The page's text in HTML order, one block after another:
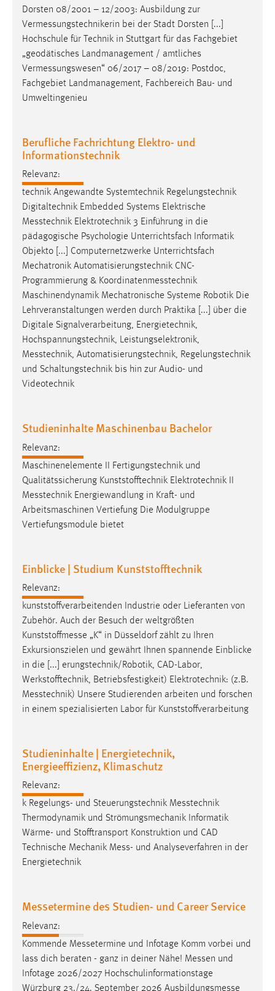
Dorsten 08/2001 – 12/2003: Ausbildung zur
Vermessungstechnikerin bei der Stadt Dorsten [...]
Hochschule für Technik in Stuttgart für das Fachgebiet
„geodätisches Landmanagement / amtliches
Vermessungswesen“ 06/2017 – 08/2019: Postdoc,
Fachgebiet Landmanagement, Fachbereich Bau- und
Umweltingenieu
Berufliche Fachrichtung Elektro- und
Informationstechnik
Relevanz:
technik Angewandte Systemtechnik Regelungstechnik
Digitaltechnik Embedded Systems Elektrische
Messtechnik Elektrotechnik 3 Einführung in die
pädagogische Psychologie Unterrichtsfach Informatik
Objekto [...] Computernetzwerke Unterrichtsfach
Mechatronik Automatisierungstechnik CNC-
Programmierung & Koordinatenmesstechnik
Maschinendynamik Mechatronische Systeme Robotik Die
Lehrveranstaltungen werden durch Praktika [...] über die
Digitale Signalverarbeitung, Energietechnik,
Hochspannungstechnik, Leistungselektronik,
Messtechnik, Automatisierungstechnik, Regelungstechnik
und Schaltungstechnik bis hin zur Audio- und
Videotechnik
Studieninhalte Maschinenbau Bachelor
Relevanz:
Maschinenelemente II Fertigungstechnik und
Qualitätssicherung Kunststofftechnik Elektrotechnik II
Messtechnik Energiewandlung in Kraft- und
Arbeitsmaschinen Vertiefung Die Modulgruppe
Vertiefungsmodule bietet
Einblicke | Studium Kunststofftechnik
Relevanz:
kunststoffverarbeitenden Industrie oder Lieferanten von
Zubehör. Auch der Besuch der weltgrößten
Kunststoffmesse „K“ in Düsseldorf zählt zu Ihren
Exkursionszielen und gewährt Ihnen spannende Einblicke
in die [...] erungstechnik/Robotik, CAD-Labor,
Werkstofftechnik, Betriebsfestigkeit) Elektrotechnik: (z.B.
Messtechnik) Unsere Studierenden arbeiten und forschen
in einem spezialisierten Labor für Kunststoffverarbeitung
Studieninhalte | Energietechnik,
Energieeffizienz, Klimaschutz
Relevanz:
k Regelungs- und Steuerungstechnik Messtechnik
Thermodynamik und Strömungsmechanik Informatik
Wärme- und Stofftransport Konstruktion und CAD
Technische Mechanik Mess- und Analyseverfahren in der
Energietechnik
Messetermine des Studien- und Career Service
Relevanz:
Kommende Messetermine und Infotage Komm vorbei und
lass dich beraten - ganz in deiner Nähe! Messen und
Infotage 2026/2027 Hochschulinformationstage
Würzburg 23./24. September 2026 Ausbildungsmesse
Für performante Seitenauslieferung wird in diesem Cookie
gespeichert, ob man eingeloggt ist.
Sprachpräferenz
Name:
site-language-preference
Cookie Laufzeit:
Chat
Name:
MibewSessionID, MIBEW_UserID, mibew_locale, mibew-
chat-frame-style-5e9dbeb1811c0446
Zweck:
Wird benötigt um die Chatfunktion nutzen zu können.
Cookie Laufzeit:
MibewSessionID, mibew-chat-frame-style-
5e9dbeb1811c0446 = Sitzungslaufzeit, mibew_locale = 3
Jahre, MIBEW_UserID = 1 Jahr
Login
fe_user, be_user, be_lastLoginProvider
Zweck:
Dieser Cookie ist notwendig um sich an der Website
einloggen zu können.
Cookie Laufzeit:
24 Stunden
STATISTIK
Diese Informationen helfen uns zu verstehen, wie
unsere Besucher unsere Website nutzen.
Matomo
Name:
_pk_ref, _pk_cvar, _pk_id, _pk_ses
Zugriffsstatistik
Max. 13 Monate
MARKETING
Marketing Cookies werden von Drittanbietern
verwendet, um personalisierte Werbung anzuzeigen.
Sie tun dies, indem sie Besucher über Websites
hinweg verfolgen.
_gcl_au
Anbieter:
Google Ireland Limited